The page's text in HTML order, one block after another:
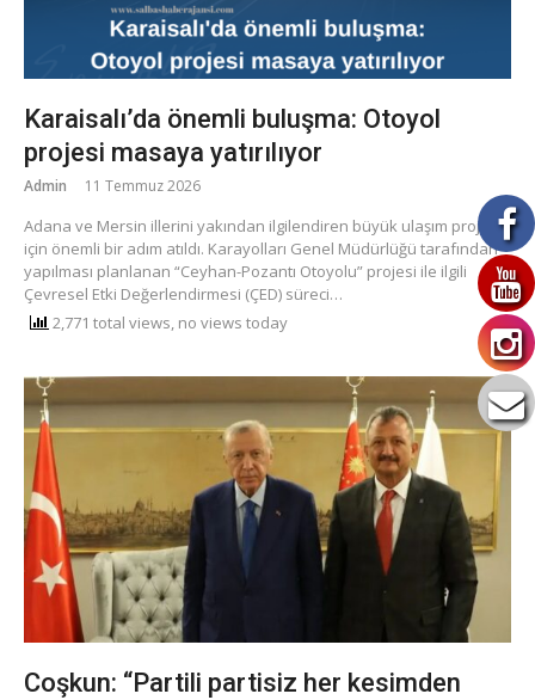
Karaisalı’da önemli buluşma: Otoyol
projesi masaya yatırılıyor
Admin 11 Temmuz 2026
​Adana ve Mersin illerini yakından ilgilendiren büyük ulaşım projesi
için önemli bir adım atıldı. Karayolları Genel Müdürlüğü tarafından
yapılması planlanan “Ceyhan-Pozantı Otoyolu” projesi ile ilgili
Çevresel Etki Değerlendirmesi (ÇED) süreci…
2,771 total views, no views today
Coşkun: “Partili partisiz her kesimden